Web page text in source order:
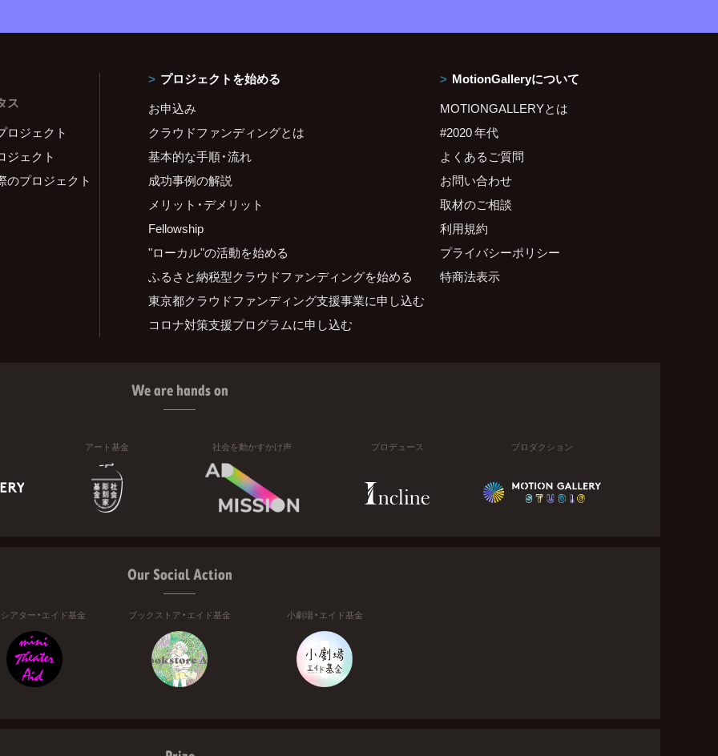
ス
ロジェクト
ジェクト
のプロジェクト
プロジェクトを始める
お申込み
クラウドファンディングとは
基本的な手順・流れ
成功事例の解説
メリット・デメリット
Fellowship
"ローカル"の活動を始める
ふるさと納税型クラウドファンディングを始める
東京都クラウドファンディング支援事業に申し込む
コロナ対策支援プログラムに申し込む
MotionGalleryについて
MOTIONGALLERYとは
#2020 年代
よくあるご質問
お問い合わせ
取材のご相談
利用規約
プライバシーポリシー
特商法表示
We are hands on
アート基金 社会を動かすかけ声 プロデュース プロダクション
Our Social Action
アター・エイド基金 ブックストア・エイド基金 小劇場・エイド基金